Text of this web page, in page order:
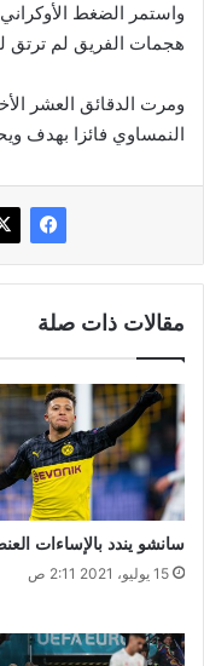
واستمر الضغط
هجمات الفريق لم ترتق
ومرت الدقائق العشر
النمساوي فائزا بهدف
مقالات ذات صلة
سانشو يندد بالإساءات
15 يوليو، 2021 2:11 ص